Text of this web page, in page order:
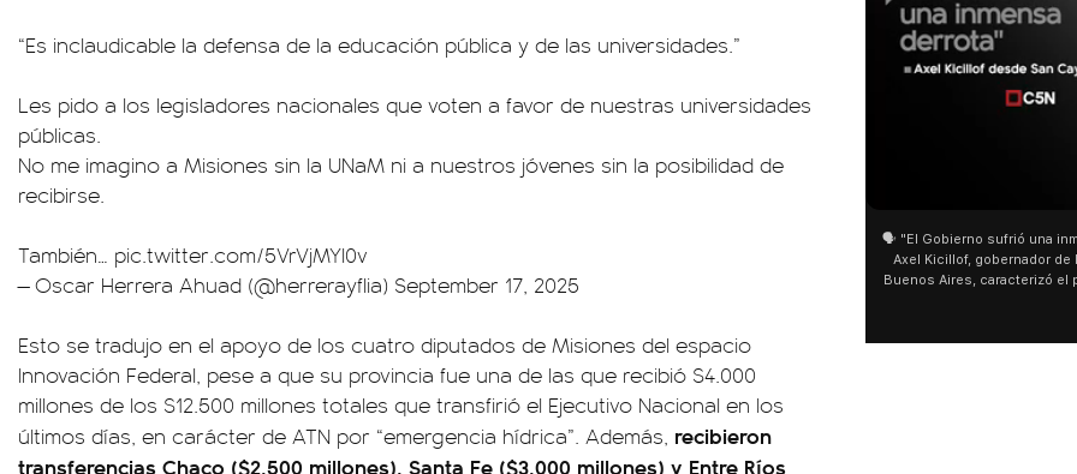
“Es inclaudicable la defensa de la educación pública y de las universidades.”
Les pido a los legisladores nacionales que voten a favor de nuestras universidades
públicas.
No me imagino a Misiones sin la UNaM ni a nuestros jóvenes sin la posibilidad de
recibirse.
También… pic.twitter.com/5VrVjMYI0v
— Oscar Herrera Ahuad (@herrerayflia) September 17, 2025
Esto se tradujo en el apoyo de los cuatro diputados de Misiones del espacio
Innovación Federal, pese a que su provincia fue una de las que recibió $4.000
millones de los $12.500 millones totales que transfirió el Ejecutivo Nacional en los
últimos días, en carácter de ATN por “emergencia hídrica”. Además, recibieron
transferencias Chaco ($2.500 millones), Santa Fe ($3.000 millones) y Entre Ríos
🗣️ "El Gobierno sufrió una
Axel Kicillof, gobernador de
Buenos Aires, caracterizó el
como "una lista sábana con
y destacó "la movilización